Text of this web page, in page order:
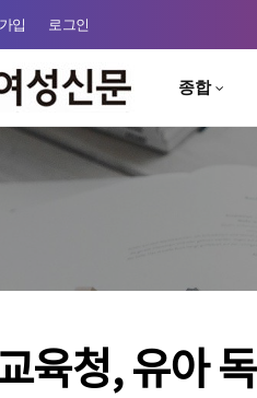
입 로그인
종합
육청, 유아